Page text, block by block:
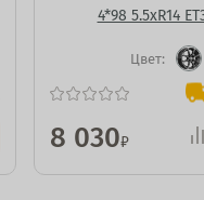
4*98 5.5xR14
Цвет:
8 030₽